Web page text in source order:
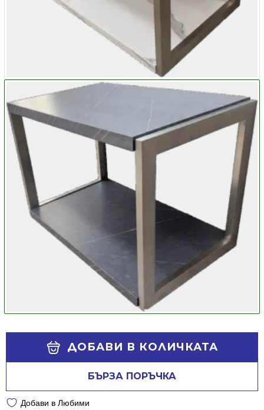
ДОБАВИ В КОЛИЧКАТА
БЪРЗА ПОРЪЧКА
Добави в Любими